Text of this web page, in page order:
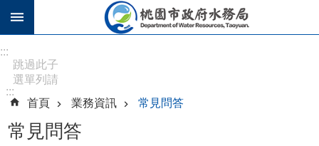
跳到主要內容區塊
階
搜
尋
:::
跳過此子
選單列請
[Enter]，
繼續則按
[Tab]
:::
首頁
業務資訊 常見問答
常見問答